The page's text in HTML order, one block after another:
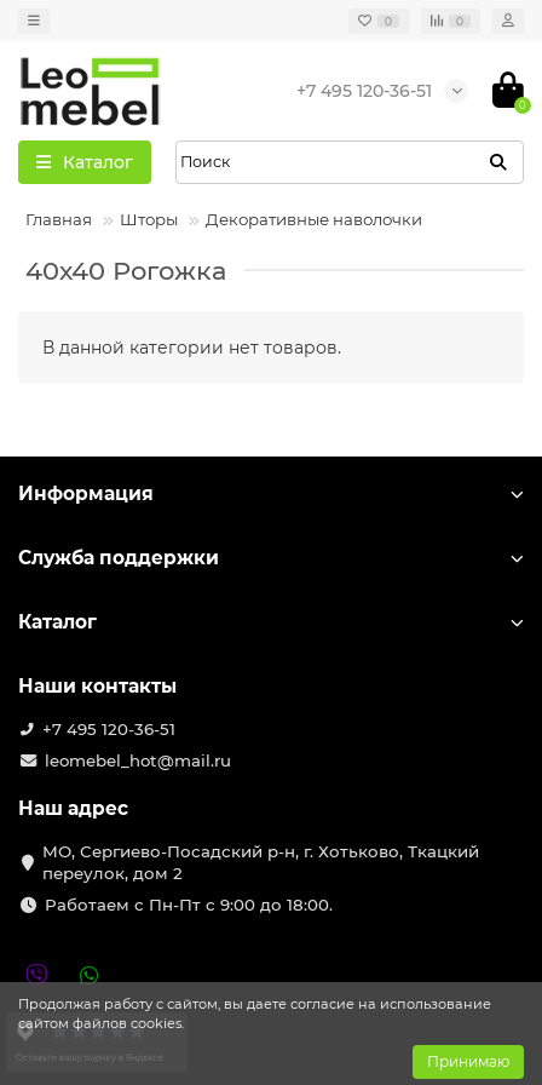
0 0
+7 495 120-36-51
0
Каталог
Главная Шторы Декоративные наволочки
40х40 Рогожка
В данной категории нет товаров.
Продолжая работу с сайтом, вы даете согласие на использование
сайтом файлов cookies.
Принимаю
Информация
Служба поддержки
Каталог
Наши контакты
+7 495 120-36-51
leomebel_hot@mail.ru
Наш адрес
МО, Сергиево-Посадский р-н, г. Хотьково, Ткацкий
переулок, дом 2
Работаем с Пн-Пт с 9:00 до 18:00.